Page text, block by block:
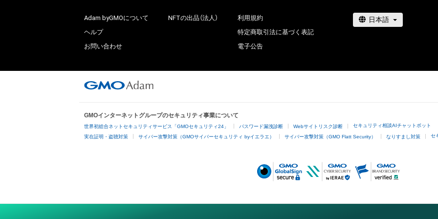
Adam byGMOについて
ヘルプ
お問い合わせ
NFTの出品（法人）
利用規約
特定商取引法に基づく表記
電子公告
GMOインターネットグループのセキュリティ事業について
世界初総合ネットセキュリティサービス「GMOセキュリティ24」 パスワード漏洩診断 Webサイトリスク診断 セキュリティ相談AIチャットボット
実在証明・盗聴対策 サイバー攻撃対策（GMOサイバーセキュリティ byイエラエ） サイバー攻撃対策（GMO Flatt Security） なりすまし対策 セ